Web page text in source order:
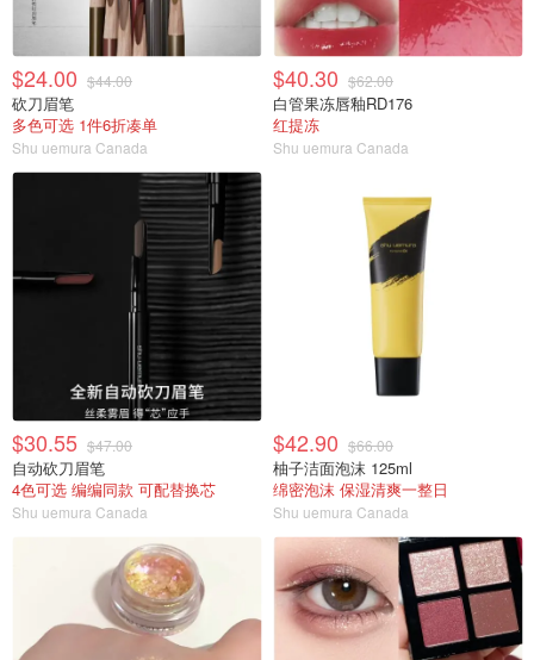
$24.00 $44.00
砍刀眉笔
多色可选 1件6折凑单
Shu uemura Canada
$40.30 $62.00
白管果冻唇釉RD176
红提冻
Shu uemura Canada
$30.55 $47.00
自动砍刀眉笔
4色可选 编编同款 可配替换芯
Shu uemura Canada
$42.90 $66.00
柚子洁面泡沫 125ml
绵密泡沫 保湿清爽一整日
Shu uemura Canada